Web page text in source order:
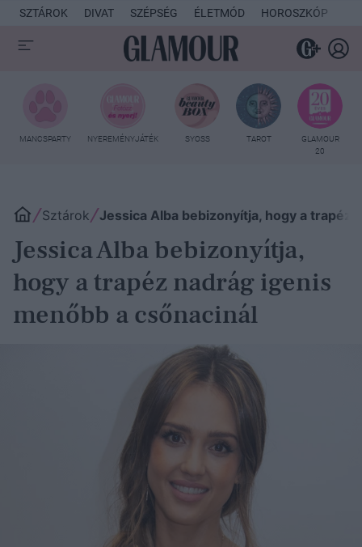
SZTÁROK DIVAT SZÉPSÉG ÉLETMÓD HOROSZKÓP
MANCSPARTY NYEREMÉNYJÁTÉK SYOSS TAROT
GLAMOUR
20
Sztárok Jessica Alba bebizonyítja, hogy a trapéz
Jessica Alba bebizonyítja,
hogy a trapéz nadrág igenis
menőbb a csőnacinál